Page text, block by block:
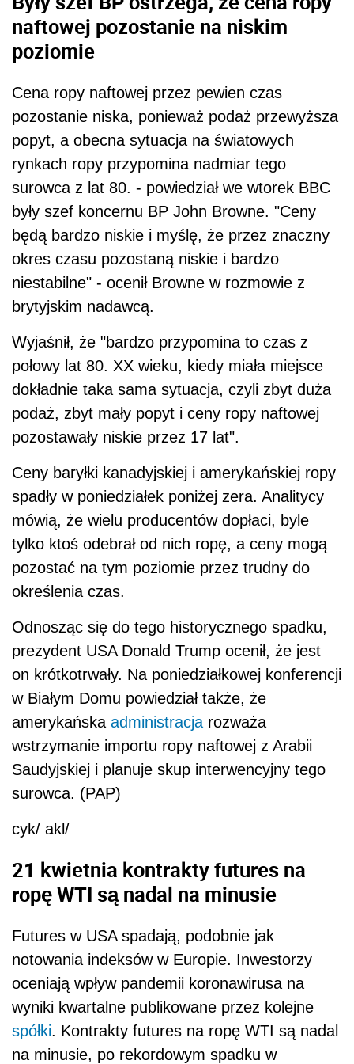
naftowej pozostanie na niskim
poziomie
Cena ropy naftowej przez pewien czas
pozostanie niska, ponieważ podaż przewyższa
popyt, a obecna sytuacja na światowych
rynkach ropy przypomina nadmiar tego
surowca z lat 80. - powiedział we wtorek BBC
były szef koncernu BP John Browne. "Ceny
będą bardzo niskie i myślę, że przez znaczny
okres czasu pozostaną niskie i bardzo
niestabilne" - ocenił Browne w rozmowie z
brytyjskim nadawcą.
Wyjaśnił, że "bardzo przypomina to czas z
połowy lat 80. XX wieku, kiedy miała miejsce
dokładnie taka sama sytuacja, czyli zbyt duża
podaż, zbyt mały popyt i ceny ropy naftowej
pozostawały niskie przez 17 lat".
Ceny baryłki kanadyjskiej i amerykańskiej ropy
spadły w poniedziałek poniżej zera. Analitycy
mówią, że wielu producentów dopłaci, byle
tylko ktoś odebrał od nich ropę, a ceny mogą
pozostać na tym poziomie przez trudny do
określenia czas.
Odnosząc się do tego historycznego spadku,
prezydent USA Donald Trump ocenił, że jest
on krótkotrwały. Na poniedziałkowej konferencji
w Białym Domu powiedział także, że
amerykańska administracja rozważa
wstrzymanie importu ropy naftowej z Arabii
Saudyjskiej i planuje skup interwencyjny tego
surowca. (PAP)
cyk/ akl/
21 kwietnia kontrakty futures na
ropę WTI są nadal na minusie
Futures w USA spadają, podobnie jak
notowania indeksów w Europie. Inwestorzy
oceniają wpływ pandemii koronawirusa na
wyniki kwartalne publikowane przez kolejne
spółki. Kontrakty futures na ropę WTI są nadal
na minusie, po rekordowym spadku w